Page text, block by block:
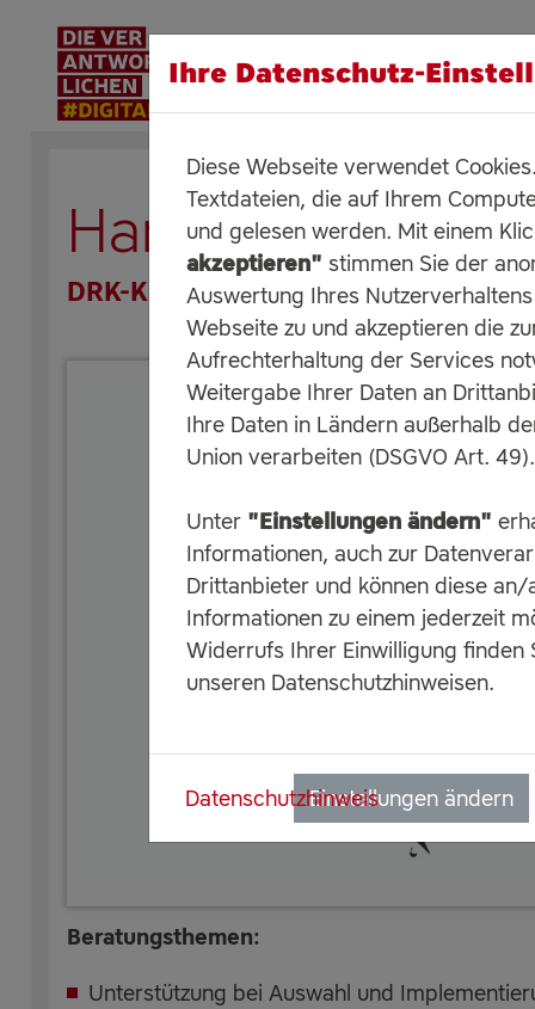
Harburg-Huus
DRK-Kreisverband Hamburg-
Beratungsthemen:
Unterstützung bei Auswahl und
Ihre Datenschutz-
Diese Webseite verwendet
Textdateien, die auf Ihrem
und gelesen werden. Mit einem
akzeptieren" stimmen Sie der
Auswertung Ihres
Webseite zu und akzeptieren die
Aufrechterhaltung der Services
Weitergabe Ihrer Daten an
Ihre Daten in Ländern außerhalb
Union verarbeiten (DSGVO Art. 49).
Unter "Einstellungen ändern"
Informationen, auch zur
Drittanbieter und können diese an/
Informationen zu einem jederzeit
Widerrufs Ihrer Einwilligung finden
unseren Datenschutzhinweisen.
DatenschutzhinweisEinstellungen ändern